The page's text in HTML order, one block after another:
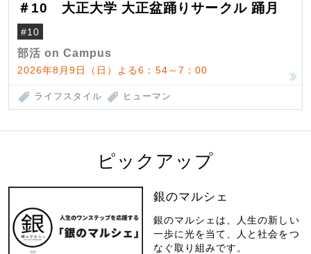
＃10 大正大学 大正盆踊りサークル 踊月
#10
部活 on Campus
2026年8月9日（日）よる6：54～7：00
ライフスタイル ヒューマン
ピックアップ
銀のマルシェ
銀のマルシェは、人生の新しい
一歩に光を当て、人と社会をつ
なぐ取り組みです。